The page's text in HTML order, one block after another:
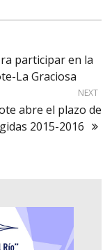
participar en la
La Graciosa
NEXT
abre el plazo de
2015-2016